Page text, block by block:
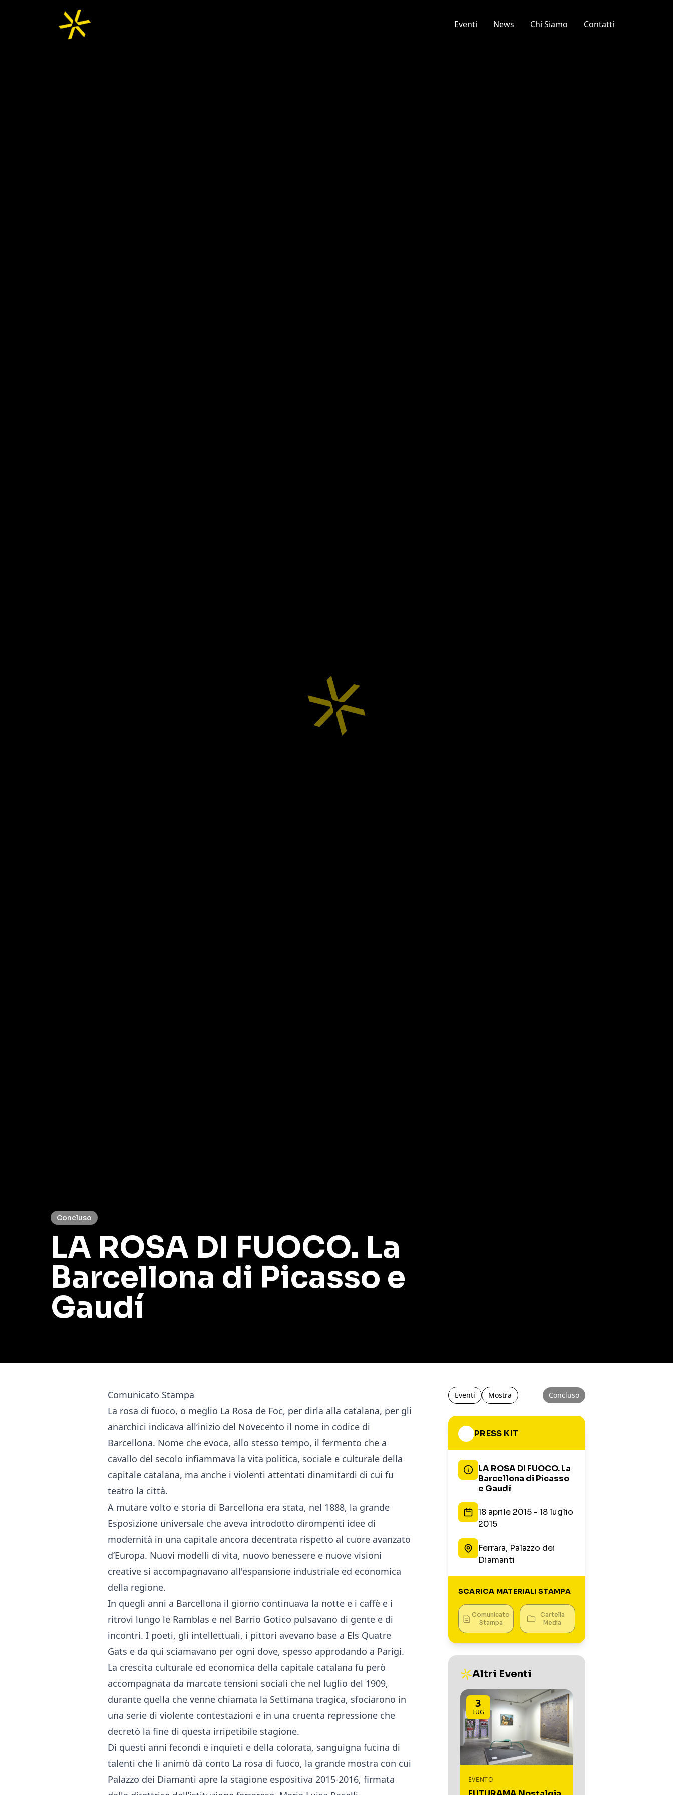
Eventi News Chi Siamo Contatti
Concluso
LA ROSA DI FUOCO. La
Barcellona di Picasso e
Gaudí
Comunicato Stampa
La rosa di fuoco, o meglio La Rosa de Foc, per dirla alla catalana, per gli
anarchici indicava all’inizio del Novecento il nome in codice di
Barcellona. Nome che evoca, allo stesso tempo, il fermento che a
cavallo del secolo infiammava la vita politica, sociale e culturale della
capitale catalana, ma anche i violenti attentati dinamitardi di cui fu
teatro la città.
A mutare volto e storia di Barcellona era stata, nel 1888, la grande
Esposizione universale che aveva introdotto dirompenti idee di
modernità in una capitale ancora decentrata rispetto al cuore avanzato
d’Europa. Nuovi modelli di vita, nuovo benessere e nuove visioni
creative si accompagnavano all'espansione industriale ed economica
della regione.
In quegli anni a Barcellona il giorno continuava la notte e i caffè e i
ritrovi lungo le Ramblas e nel Barrio Gotico pulsavano di gente e di
incontri. I poeti, gli intellettuali, i pittori avevano base a Els Quatre
Gats e da qui sciamavano per ogni dove, spesso approdando a Parigi.
La crescita culturale ed economica della capitale catalana fu però
accompagnata da marcate tensioni sociali che nel luglio del 1909,
durante quella che venne chiamata la Settimana tragica, sfociarono in
una serie di violente contestazioni e in una cruenta repressione che
decretò la fine di questa irripetibile stagione.
Di questi anni fecondi e inquieti e della colorata, sanguigna fucina di
talenti che li animò dà conto La rosa di fuoco, la grande mostra con cui
Palazzo dei Diamanti apre la stagione espositiva 2015-2016, firmata
Eventi Mostra Concluso
PRESS KIT
LA ROSA DI FUOCO. La
Barcellona di Picasso
e Gaudí
18 aprile 2015 - 18 luglio
2015
Ferrara, Palazzo dei
Diamanti
SCARICA MATERIALI STAMPA
Comunicato
Stampa
Cartella
Media
Altri Eventi
3
LUG
EVENTO